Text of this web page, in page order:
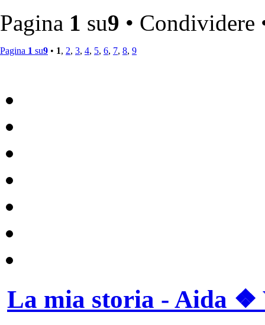
Vulvodinia.info runs best with
Mozilla Firefox
Pagina 1 su9 • Condividere
Pagina 1 su9 • 1, 2, 3, 4, 5, 6, 7, 8, 9
La mia storia - Aida ❖